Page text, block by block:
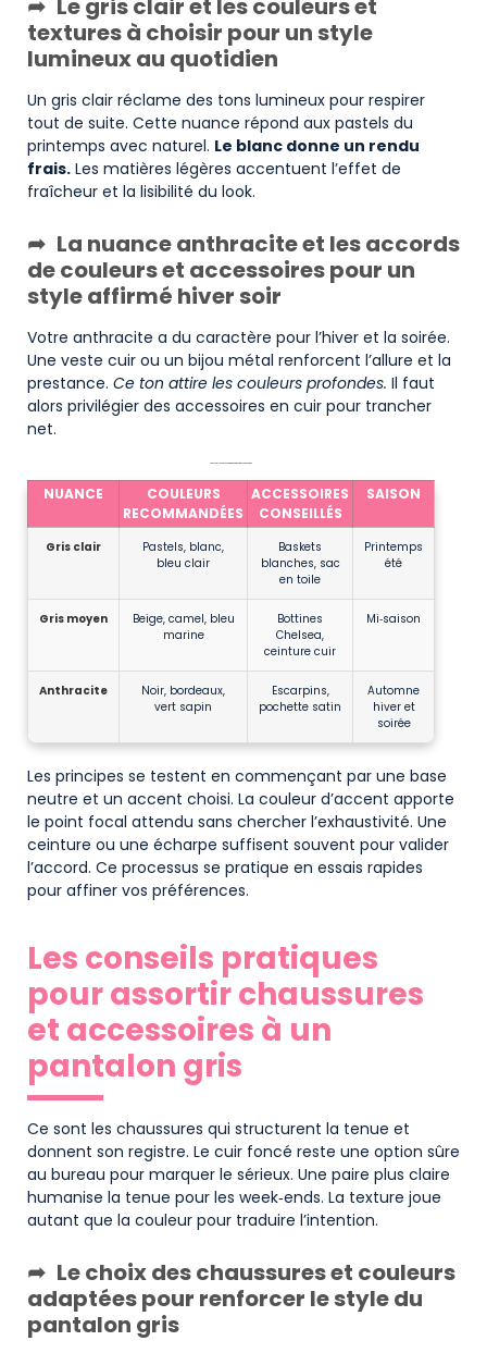
Le gris clair et les couleurs et
textures à choisir pour un style
lumineux au quotidien
Un gris clair réclame des tons lumineux pour respirer
tout de suite. Cette nuance répond aux pastels du
printemps avec naturel. Le blanc donne un rendu
frais. Les matières légères accentuent l’effet de
fraîcheur et la lisibilité du look.
La nuance anthracite et les accords
de couleurs et accessoires pour un
style affirmé hiver soir
Votre anthracite a du caractère pour l’hiver et la soirée.
Une veste cuir ou un bijou métal renforcent l’allure et la
prestance. Ce ton attire les couleurs profondes. Il faut
alors privilégier des accessoires en cuir pour trancher
net.
NUANCE
COULEURS
RECOMMANDÉES
ACCESSOIRES
CONSEILLÉS
SAISON
Gris clair
Pastels, blanc,
bleu clair
Baskets
blanches, sac
en toile
Printemps
été
Gris moyen
Beige, camel, bleu
marine
Bottines
Chelsea,
ceinture cuir
Mi‑saison
Anthracite
Noir, bordeaux,
vert sapin
Escarpins,
pochette satin
Automne
hiver et
soirée
Les principes se testent en commençant par une base
neutre et un accent choisi. La couleur d’accent apporte
le point focal attendu sans chercher l’exhaustivité. Une
ceinture ou une écharpe suffisent souvent pour valider
l’accord. Ce processus se pratique en essais rapides
pour affiner vos préférences.
Les conseils pratiques
pour assortir chaussures
et accessoires à un
pantalon gris
Ce sont les chaussures qui structurent la tenue et
donnent son registre. Le cuir foncé reste une option sûre
au bureau pour marquer le sérieux. Une paire plus claire
humanise la tenue pour les week‑ends. La texture joue
autant que la couleur pour traduire l’intention.
Le choix des chaussures et couleurs
adaptées pour renforcer le style du
pantalon gris